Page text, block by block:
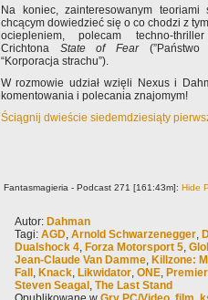
Na koniec, zainteresowanym teoriami
chcącym dowiedzieć się o co chodzi z
ociepleniem, polecam techno-
Crichtona State of Fear(”Państwo
“Korporacja strachu”).
W rozmowie udział wzięli Nexus i
komentowania i polecania znajomym!
Ściągnij dwieście siedemdziesiąty
Fantasmagieria - Podcast 271 [161:43m]: Hide
Autor: Dahman
Tagi: AGD, Arnold Schwarzenegger,
Dualshock 4, Forza Motorsport 5,
Jean-Claude Van Damme, Killzone:
Fall , Knack, Likwidator, ONE,
Steven Seagal , The Last Stand